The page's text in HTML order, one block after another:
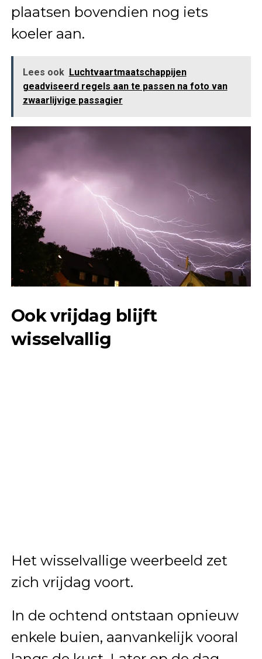
plaatsen bovendien nog iets
koeler aan.
Lees ook Luchtvaartmaatschappijen
geadviseerd regels aan te passen na foto van
zwaarlijvige passagier
Ook vrijdag blijft
wisselvallig
Het wisselvallige weerbeeld zet
zich vrijdag voort.
In de ochtend ontstaan opnieuw
enkele buien, aanvankelijk vooral